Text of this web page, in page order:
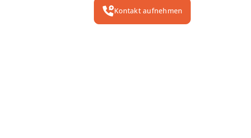
Kontakt aufnehmen